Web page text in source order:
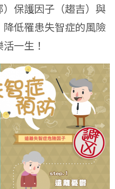
保護因子（趨吉）與
低罹患失智症的風險
一生！